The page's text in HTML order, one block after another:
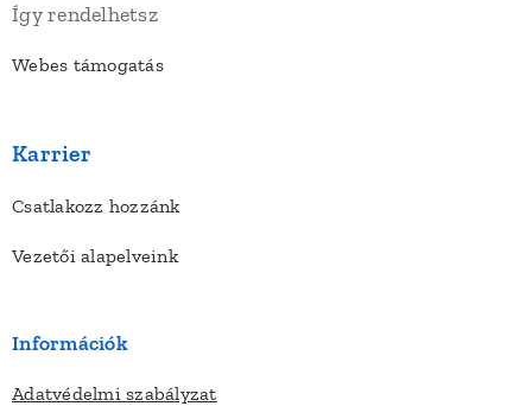
Így rendelhetsz
Webes támogatás
Karrier
Csatlakozz hozzánk
Vezetői alapelveink
Információk
Adatvédelmi szabályzat